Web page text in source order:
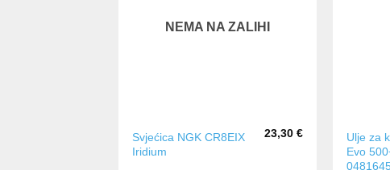
NEMA NA ZALIHI
Svjećica NGK CR8EIX
Iridium
23,30€
Ulje za
Evo